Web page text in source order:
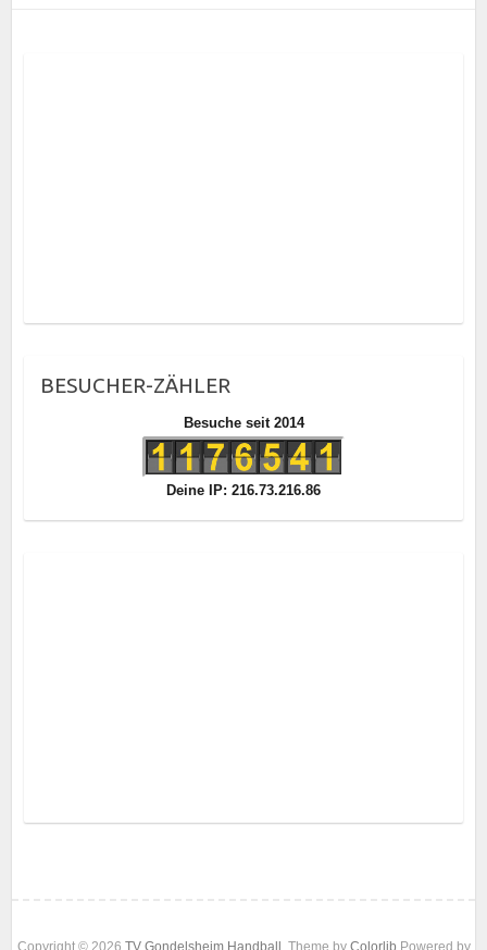
BESUCHER-ZÄHLER
Besuche seit 2014
Deine IP: 216.73.216.86